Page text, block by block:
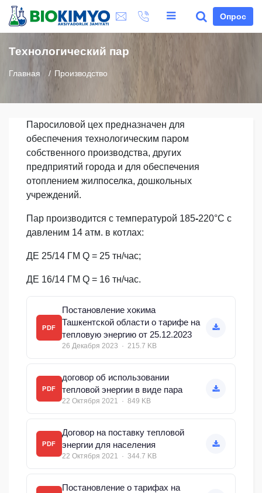
Опрос
Технологический пар
Главная Производство
Паросиловой цех предназначен для
обеспечения технологическим паром
собственного производства, других
предприятий города и для обеспечения
отоплением жилпоселка, дошкольных
учреждений.
Пар производится с температурой 185-220°С с
давленим 14 атм. в котлах:
ДЕ 25/14 ГМ Q = 25 тн/час;
ДЕ 16/14 ГМ Q = 16 тн/час.
PDF
Постановление хокима
Ташкентской области о тарифе на
тепловую энергию от 25.12.2023
26 Декабря 2023 · 215.7 KB
PDF
договор об использовании
тепловой энергии в виде пара
22 Октября 2021 · 849 KB
PDF
Договор на поставку тепловой
энергии для населения
22 Октября 2021 · 344.7 KB
Постановление о тарифах на